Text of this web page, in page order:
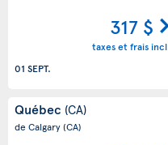
317 $
taxes et frais
01 SEPT.
Québec (CA)
de Calgary(CA)